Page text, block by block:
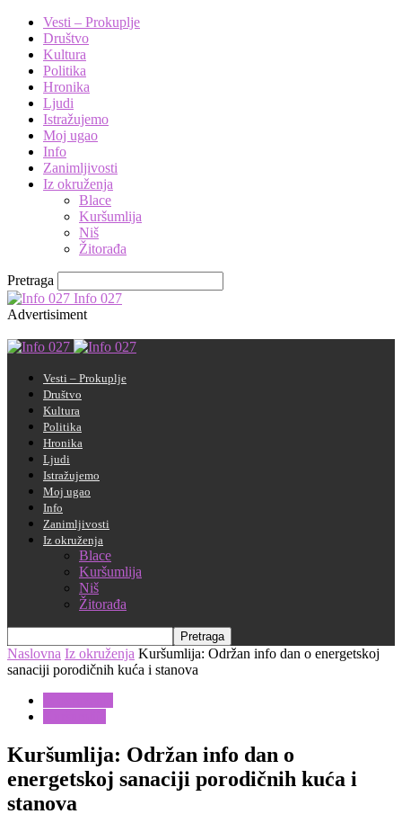
Vesti – Prokuplje
Društvo
Kultura
Politika
Hronika
Ljudi
Istražujemo
Moj ugao
Info
Zanimljivosti
Iz okruženja
Blace
Kuršumlija
Niš
Žitorađa
Pretraga
Info 027
Advertisiment
Vesti – Prokuplje
Društvo
Kultura
Politika
Hronika
Ljudi
Istražujemo
Moj ugao
Info
Zanimljivosti
Iz okruženja
Blace
Kuršumlija
Niš
Žitorađa
Naslovna Iz okruženja Kuršumlija: Održan info dan o energetskoj
sanaciji porodičnih kuća i stanova
Kuršumlija: Održan info dan o
energetskoj sanaciji porodičnih kuća i
stanova